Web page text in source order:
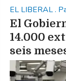
EL LIBERAL.
El
14.000
seis